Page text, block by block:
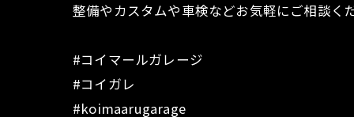
整備やカスタムや車検などお気軽にご相談く
#コイマールガレージ
#コイガレ
#koimaarugarage